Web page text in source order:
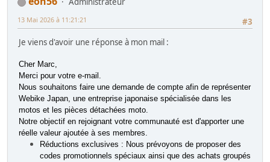
#3
13 Mai 2026 à 11:21:21
Je viens d'avoir une réponse à mon mail :
Cher Marc,
Merci pour votre e-mail.
Nous souhaitons faire une demande de compte afin de représenter
Webike Japan, une entreprise japonaise spécialisée dans les
motos et les pièces détachées moto.
Notre objectif en rejoignant votre communauté est d'apporter une
réelle valeur ajoutée à ses membres.
Réductions exclusives : Nous prévoyons de proposer des
codes promotionnels spéciaux ainsi que des achats groupés